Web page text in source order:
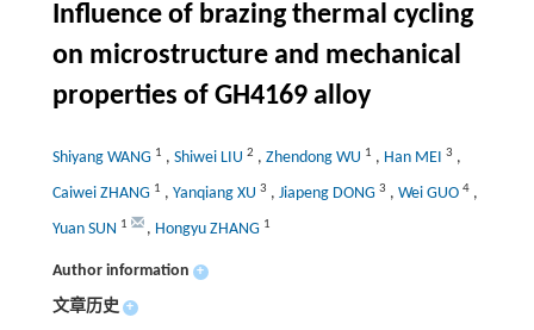
Influence of brazing thermal cycling
on microstructure and mechanical
properties of GH4169 alloy
Shiyang WANG 1 , Shiwei LIU 2 , Zhendong WU 1 , Han MEI 3 ,
Caiwei ZHANG 1 , Yanqiang XU 3 , Jiapeng DONG 3 , Wei GUO 4,
Yuan SUN 1 , Hongyu ZHANG 1
Author information +
文章历史 +